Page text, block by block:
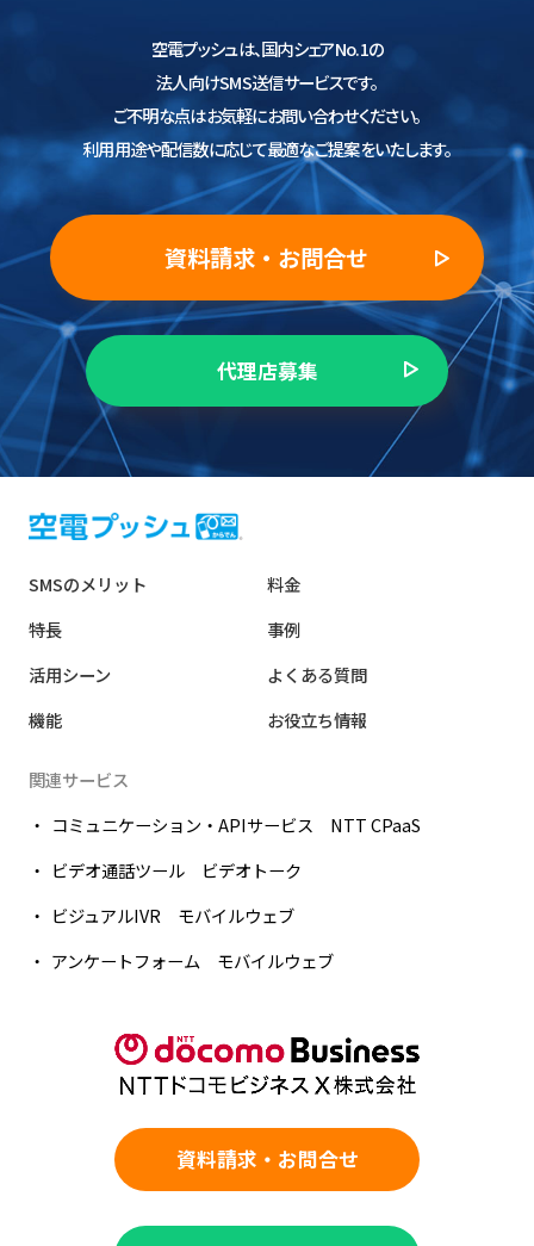
空電プッシュは、国内シェアNo.1の
法人向けSMS送信サービスです。
ご不明な点はお気軽にお問い合わせください。
利用用途や配信数に応じて最適なご提案をいたします。
資料請求・お問合せ
代理店募集
SMSのメリット
料金
特長
事例
活用シーン
よくある質問
機能
お役立ち情報
関連サービス
コミュニケーション・APIサービス NTT CPaaS
ビデオ通話ツール ビデオトーク
ビジュアルIVR モバイルウェブ
アンケートフォーム モバイルウェブ
資料請求・お問合せ